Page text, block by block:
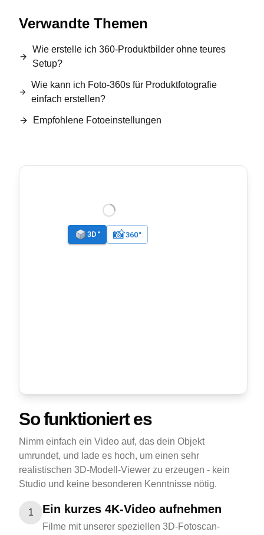
Verwandte Themen
Wie erstelle ich 360-Produktbilder ohne teures
Setup?
Wie kann ich Foto-360s für Produktfotografie
einfach erstellen?
Empfohlene Fotoeinstellungen
So funktioniert es
Nimm einfach ein Video auf, das dein Objekt
umrundet, und lade es hoch, um einen sehr
realistischen 3D-Modell-Viewer zu erzeugen - kein
Studio und keine besonderen Kenntnisse nötig.
1 Ein kurzes 4K-Video aufnehmen
Filme mit unserer speziellen 3D-Fotoscan-